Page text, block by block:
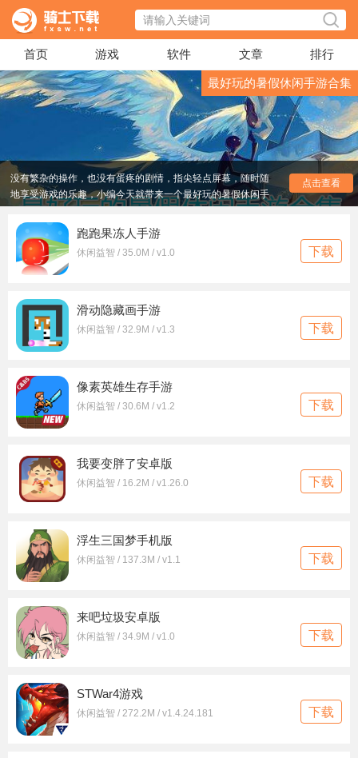
首页 游戏 软件 文章 排行
最好玩的暑假休闲手游合集
暑假里每个人都有不同的娱乐方式，可以出门游玩打球，
也可以待在家里玩一些游戏，休闲游戏就是一个很好的选择，
没有繁杂的操作，也没有蛋疼的剧情，指尖轻点屏幕，随时随
地享受游戏的乐趣，小编今天就带来一个最好玩的暑假休闲手
游合集，快来下载吧。
点击查看
跑跑果冻人手游
休闲益智 / 35.0M / v1.0 下载
滑动隐藏画手游
休闲益智 / 32.9M / v1.3 下载
像素英雄生存手游
休闲益智 / 30.6M / v1.2 下载
我要变胖了安卓版
休闲益智 / 16.2M / v1.26.0 下载
浮生三国梦手机版
休闲益智 / 137.3M / v1.1 下载
来吧垃圾安卓版
休闲益智 / 34.9M / v1.0 下载
STWar4游戏
休闲益智 / 272.2M / v1.4.24.181 下载